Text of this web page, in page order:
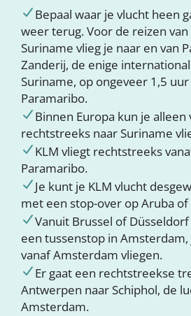
Bepaal waar je vlucht heen
weer terug. Voor de reizen
Suriname vlieg je naar en van
Zanderij, de enige
Suriname, op ongeveer 1,5
Paramaribo.
Binnen Europa kun je
rechtstreeks naar Suriname
KLM vliegt rechtstreeks
Paramaribo.
Je kunt je KLM vlucht
met een stop-over op Aruba of
Vanuit Brussel of
een tussenstop in
vanaf Amsterdam vliegen.
Er gaat een rechtstreekse
Antwerpen naar Schiphol, de
Amsterdam.